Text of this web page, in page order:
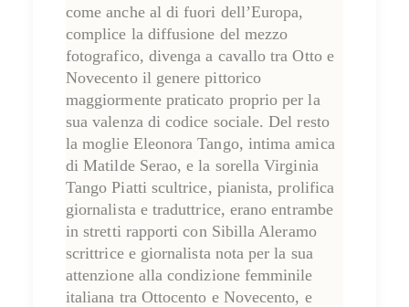
come anche al di fuori dell’Europa,
complice la diffusione del mezzo
fotografico, divenga a cavallo tra Otto e
Novecento il genere pittorico
maggiormente praticato proprio per la
suavalenza di codice sociale. Del resto
la moglie Eleonora Tango, intima amica
di Matilde Serao, e la sorellaVirginia
Tango Piatti scultrice, pianista, prolifica
giornalista e traduttrice, erano entrambe
in stretti rapporti con Sibilla Aleramo
scrittrice e giornalista nota per la sua
attenzione alla condizione femminile
italiana tra Ottocento e Novecento, e